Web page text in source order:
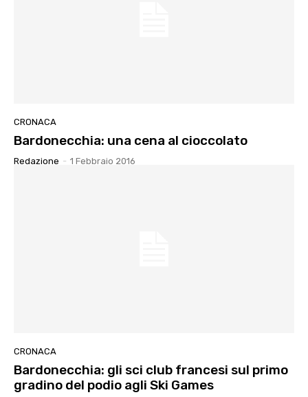
CRONACA
Bardonecchia: una cena al cioccolato
Redazione - 1 Febbraio 2016
CRONACA
Bardonecchia: gli sci club francesi sul primo
gradino del podio agli Ski Games